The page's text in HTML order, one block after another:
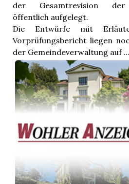
der Gesamtrevision der
öffentlich aufgelegt.
Die Entwürfe mit
Vorprüfungsbericht liegen
der Gemeindeverwaltung auf ...